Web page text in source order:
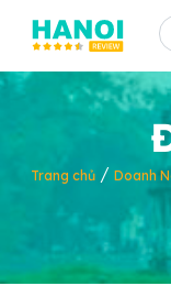
Trang chủ/ Doanh